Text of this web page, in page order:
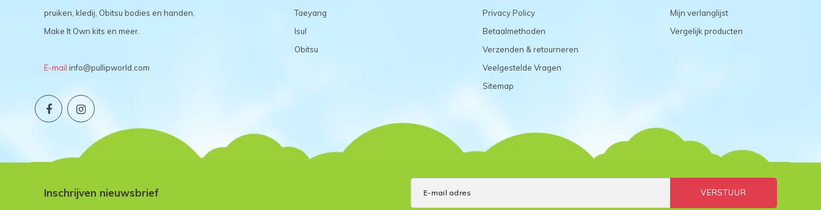
pruiken, kledij, Obitsu bodies en handen,
Make It Own kits en meer.
E-mail info@pullipworld.com
Taeyang
Isul
Obitsu
Privacy Policy
Betaalmethoden
Verzenden & retourneren
Veelgestelde Vragen
Sitemap
Mijn verlanglijst
Vergelijk producten
Inschrijven nieuwsbrief VERSTUUR